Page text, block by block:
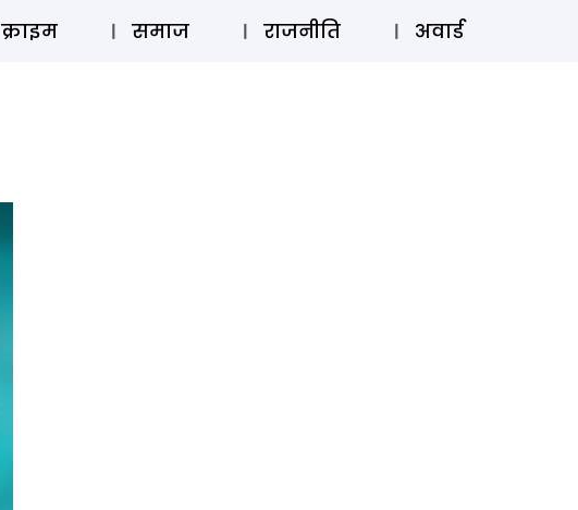
ऑडियो स्टोरी लॉग इन ⚲ SUBSCRIBE
क्राइम समाज राजनीति अवार्ड